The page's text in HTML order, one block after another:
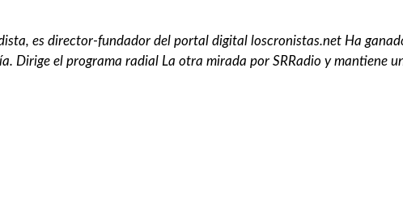
es director-fundador del portal digital loscronistas.net Ha
Dirige el programa radial La otra mirada por SRRadio y mantiene